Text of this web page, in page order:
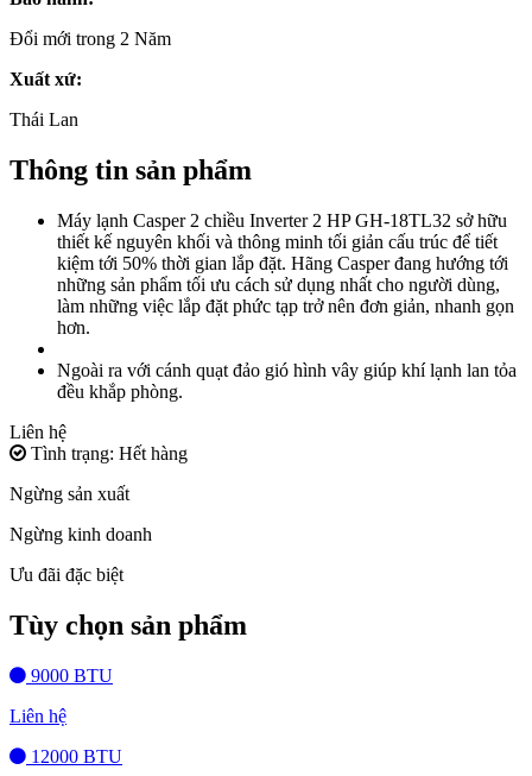
Đổi mới trong 2 Năm
Xuất xứ:
Thái Lan
Thông tin sản phẩm
Máy lạnh Casper 2 chiều Inverter 2 HP GH-18TL32 sở hữu
thiết kế nguyên khối và thông minh tối giản cấu trúc để tiết
kiệm tới 50% thời gian lắp đặt. Hãng Casper đang hướng tới
những sản phẩm tối ưu cách sử dụng nhất cho người dùng,
làm những việc lắp đặt phức tạp trở nên đơn giản, nhanh gọn
hơn.
Ngoài ra với cánh quạt đảo gió hình vây giúp khí lạnh lan tỏa
đều khắp phòng.
Liên hệ
Tình trạng: Hết hàng
Ngừng sản xuất
Ngừng kinh doanh
Ưu đãi đặc biệt
Tùy chọn sản phẩm
9000 BTU
Liên hệ
12000 BTU